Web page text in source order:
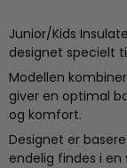
Junior/Kids
designet specielt
Modellen
giver en optimal
og komfort.
Designet er
endelig findes i en